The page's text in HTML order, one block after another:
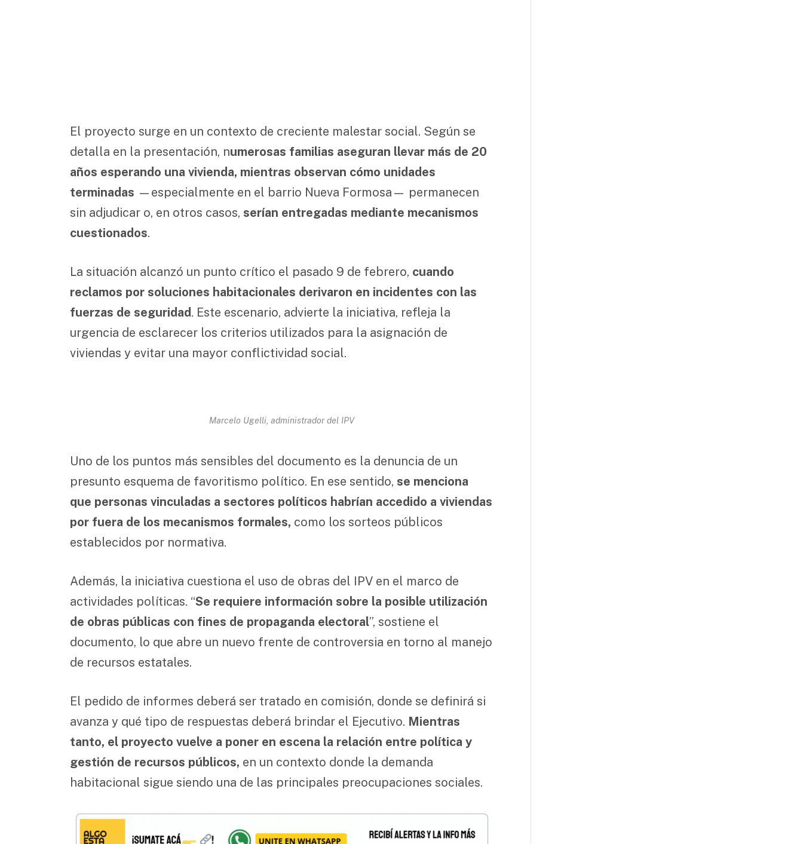
El proyecto surge en un contexto de creciente malestar social. Según se
detalla en la presentación, numerosas familias aseguran llevar más de 20
años esperando una vivienda, mientras observan cómo unidades
terminadas —especialmente en el barrio Nueva Formosa— permanecen
sin adjudicar o, en otros casos,serían entregadas mediante mecanismos
cuestionados.
La situación alcanzó un punto crítico el pasado 9 de febrero, cuando
reclamos por soluciones habitacionales derivaron en incidentes con las
fuerzas de seguridad. Este escenario, advierte la iniciativa, refleja la
urgencia de esclarecer los criterios utilizados para la asignación de
viviendas y evitar una mayor conflictividad social.
Marcelo Ugelli, administrador del IPV
Uno de los puntos más sensibles del documento es la denuncia de un
presunto esquema de favoritismo político. En ese sentido,se menciona
que personas vinculadas a sectores políticos habrían accedido a viviendas
por fuera de los mecanismos formales, como los sorteos públicos
establecidos por normativa.
Además, la iniciativa cuestiona el uso de obras del IPV en el marco de
actividades políticas. “Se requiere información sobre la posible utilización
de obras públicas con fines de propaganda electoral”, sostiene el
documento, lo que abre un nuevo frente de controversia en torno al manejo
de recursos estatales.
El pedido de informes deberá ser tratado en comisión, donde se definirá si
avanza y qué tipo de respuestas deberá brindar el Ejecutivo. Mientras
tanto, el proyecto vuelve a poner en escena la relación entre política y
gestión de recursos públicos, en un contexto donde la demanda
habitacional sigue siendo una de las principales preocupaciones sociales.